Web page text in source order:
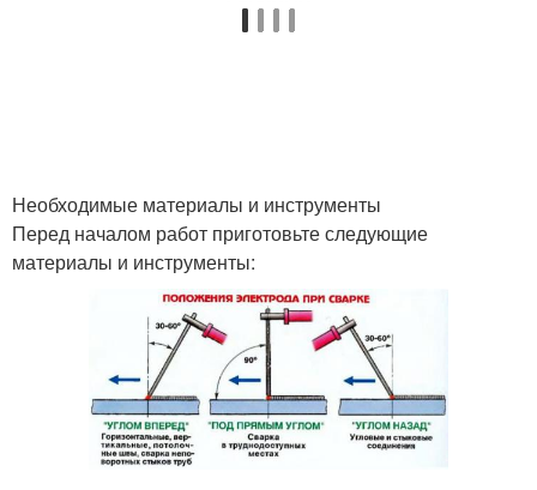
Необходимые материалы и инструменты
Перед началом работ приготовьте следующие
материалы и инструменты: